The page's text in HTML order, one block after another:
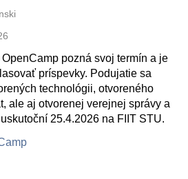
pozná svoj termín a je
príspevky. Podujatie sa
technológii, otvoreného
ale aj otvorenej verejnej správy a
25.4.2026 na FIIT STU.